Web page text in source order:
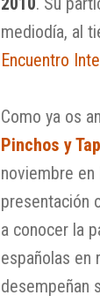
mediodía, al
Encuentro
Como ya os
Pinchos y
noviembre
presentación
a conocer la
españolas en
desempeñan